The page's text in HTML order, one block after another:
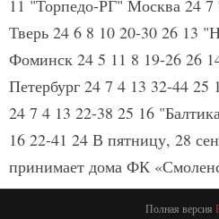
11 "Торпедо-РГ" Москва 24
Тверь 24 6 8 10 20-30 26 13
Фоминск 24 5 11 8 19-26 26
Петербург 24 7 4 13 32-44
24 7 4 13 22-38 25 16
16 22-41 24 В пятницу, 28
принимает дома ФК
Полная версия